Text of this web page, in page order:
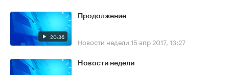
20:36
Продолжение
Новости недели 15 апр 2017, 13:27
Новости недели